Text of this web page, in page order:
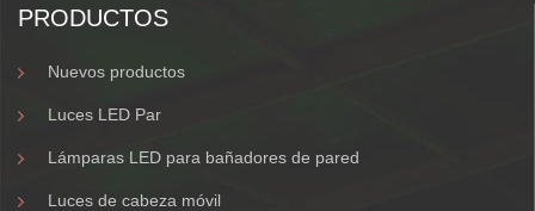
PRODUCTOS
Nuevos productos
Luces LED Par
Lámparas LED para bañadores de pared
Luces de cabeza móvil